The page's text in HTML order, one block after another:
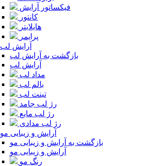
فیکساتور آرایش
کانتور
هایلایتر
پرایمر
آرایش لب
بازگشت به آرایش لب
آرایش لب
مداد لب
بالم لب
تینت لب
رژ لب جامد
رژ لب مایع
رژ لب مدادی
آرایش و زیبایی مو
بازگشت به آرایش و زیبایی مو
آرایش و زیبایی مو
رنگ مو